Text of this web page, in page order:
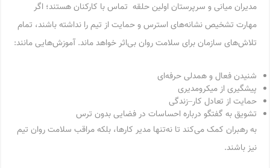
مدیران میانی و سرپرستان اولین حلقه تماس با کارکنان هستند؛ اگر
مهارت تشخیص نشانه‌های استرس و حمایت از تیم را نداشته باشند، تمام
تلاش‌های سازمان برای سلامت روان بی‌اثر خواهد ماند. آموزش‌هایی مانند:
شنیدن فعال و همدلی حرفه‌ای
پیشگیری از میکرومدیری
حمایت از تعادل کار–زندگی
تشویق به گفتگو درباره احساسات در فضایی بدون ترس
به رهبران کمک می‌کند تا نه‌تنها مدیر کارها، بلکه مراقب سلامت روان تیم
نیز باشند.